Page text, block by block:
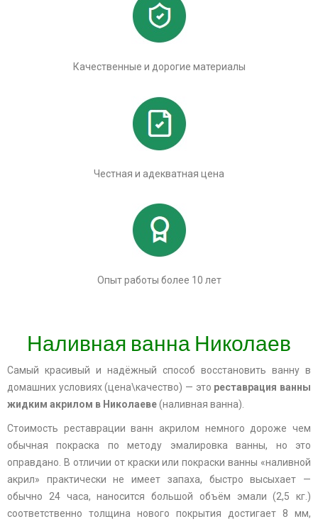
Качественные и дорогие материалы
Честная и адекватная цена
Опыт работы более 10 лет
Наливная ванна Николаев
Самый красивый и надёжный способ восстановить ванну в
домашних условиях (цена\качество) — это реставрация ванны
жидким акрилом в Николаеве(наливная ванна).
Стоимость реставрации ванн акрилом немного дороже чем
обычная покраска по методу эмалировка ванны, но это
оправдано. В отличии от краски или покраски ванны «наливной
акрил» практически не имеет запаха, быстро высыхает —
обычно 24 часа, наносится большой объём эмали (2,5 кг.)
соответственно толщина нового покрытия достигает 8 мм,